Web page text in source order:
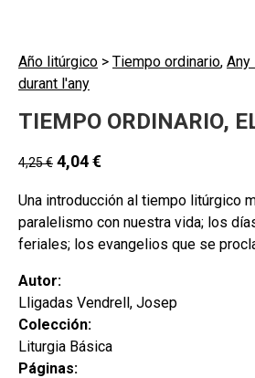
Año litúrgico > Tiempo ordinario, Any
durant l'any
TIEMPO ORDINARIO,
4,25€ 4,04€
Una introducción al tiempo litúrgico
paralelismo con nuestra vida; los
feriales; los evangelios que se
Autor:
Lligadas Vendrell, Josep
Colección:
Liturgia Básica
Páginas: